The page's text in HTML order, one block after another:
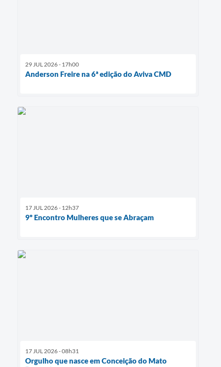
29 JUL 2026 - 17h00
Anderson Freire na 6ª edição do Aviva CMD
17 JUL 2026 - 12h37
9º Encontro Mulheres que se Abraçam
17 JUL 2026 - 08h31
Orgulho que nasce em Conceição do Mato